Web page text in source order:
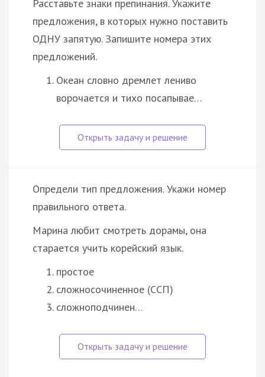
Расставьте знаки препинания. Укажите
предложения, в которых нужно поставить
ОДНУ запятую. Запишите номера этих
предложений.
Океан словно дремлет лениво
ворочается и тихо посапывае…
Определи тип предложения. Укажи номер
правильного ответа.
Марина любит смотреть дорамы, она
старается учить корейский язык.
простое
сложносочиненное (ССП)
сложноподчинен…